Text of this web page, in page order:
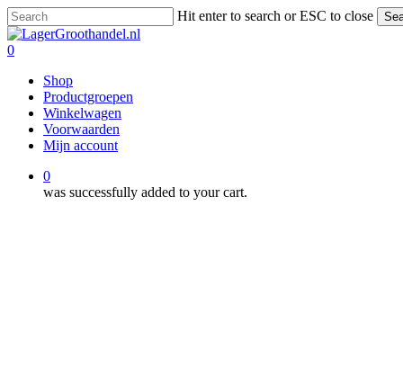
Skip
to
main
Hit enter to search or ESC to close
Close
Search
0
Shop
Productgroepen
Winkelwagen
Voorwaarden
Mijn account
0
was successfully added to your cart.